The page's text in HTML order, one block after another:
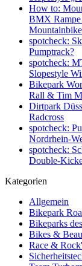
How to:
BMX Rampe
spotcheck:
Pumptrack?
spotcheck:
Slopestyle
Bikepark
Rall & Tim
Dirtpark
Radcross
spotcheck:
Nordrhein-
spotcheck:
Double-
Kategorien
Allgemein
Bikepark
Bikeparks
Bikes &
Race &